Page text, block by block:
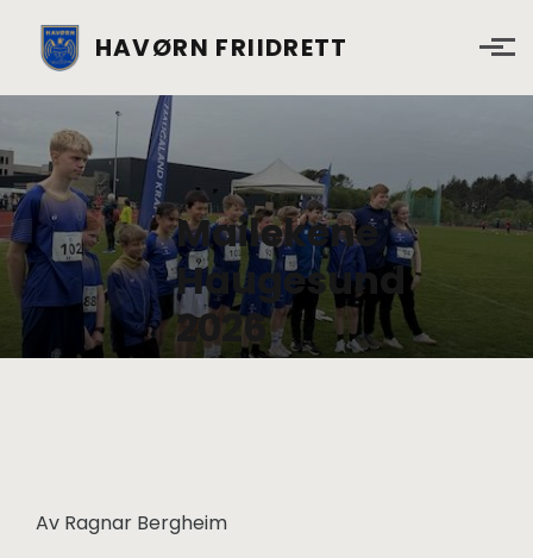
Skip to main content
HAVØRN FRIIDRETT
Mailekene
Haugesund
2026
Av Ragnar Bergheim